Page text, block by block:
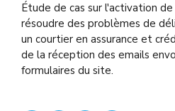
Étude de cas sur l'activation
résoudre des problèmes de
un courtier en assurance et
de la réception des emails
formulaires du site.